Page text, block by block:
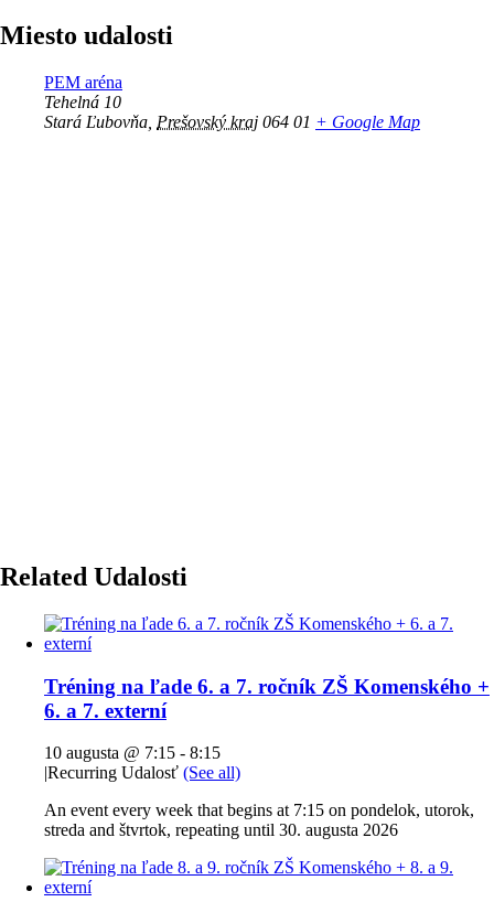
Miesto udalosti
PEM aréna
Tehelná 10
Stará Ľubovňa Prešovský kraj 064 01 + Google Map
Related Udalosti
Tréning na ľade 6. a 7. ročník ZŠ Komenského +
6. a 7. externí
10 augusta @ 7:15 - 8:15
|Recurring Udalosť (See all)
An event every week that begins at 7:15 on pondelok, utorok,
streda and štvrtok, repeating until 30. augusta 2026